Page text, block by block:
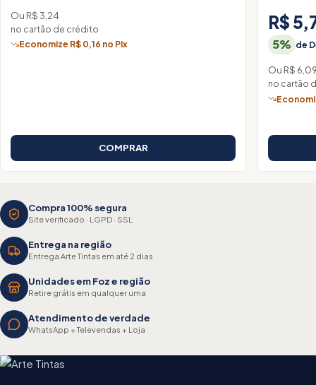
Ou R$ 3,24
no cartão de crédito
Economize R$ 0,16 no Pix
COMPRAR
R$
5% de
Ou R$
no cartão
Compra 100% segura
Site verificado · LGPD · SSL
Entrega na região
Entrega Arte Tintas em até 2 dias
Unidades em Foz e região
Retire grátis em qualquer uma
Atendimento de verdade
WhatsApp + Televendas + Loja